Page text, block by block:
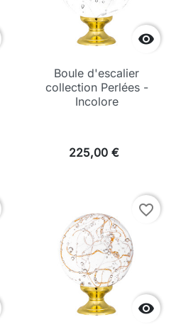

Boule d'escalier
collection Perlées -
Incolore
225,00 €

favorite_border